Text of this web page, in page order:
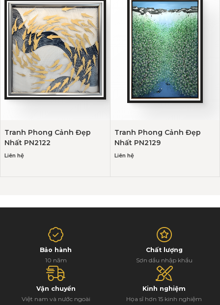
Tranh Phong Cảnh Đẹp
Nhất PN2122
Liên hệ
Tranh Phong Cảnh Đẹp
Nhất PN2129
Liên hệ
Bảo hành
10 năm
Chất lượng
Sơn dầu nhập khẩu
Vận chuyển
Việt nam và nước ngoài
Kinh nghiệm
Họa sĩ hơn 15 kinh nghiệm